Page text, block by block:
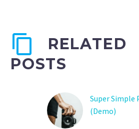
RELATED
POSTS
Super Simple
(Demo)
Lorem